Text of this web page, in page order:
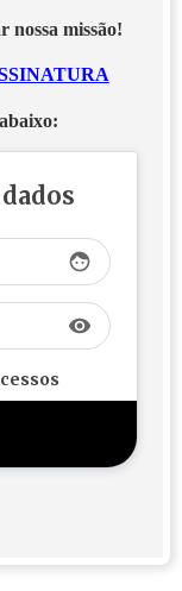
nossa missão!
face
visibility